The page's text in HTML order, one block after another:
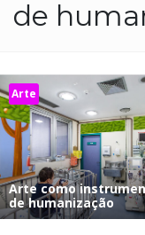
de
Arte
Arte como
de humanização